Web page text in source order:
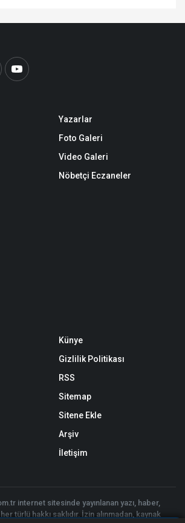
Yazarlar
Foto Galeri
Video Galeri
Nöbetçi Eczaneler
Künye
Gizlilik Politikası
RSS
Sitemap
Sitene Ekle
Arşiv
İletişim
internet sitesinde yayınlanan yazı, haber,
türlü hakkı saklıdır. İzin alınmadan, kaynak